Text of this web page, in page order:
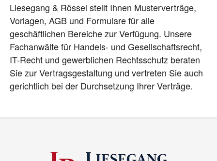
Liesegang & Rössel stellt Ihnen Musterverträge,
Vorlagen, AGB und Formulare für alle
geschäftlichen Bereiche zur Verfügung. Unsere
Fachanwälte für Handels- und Gesellschaftsrecht,
IT-Recht und gewerblichen Rechtsschutz beraten
Sie zur Vertragsgestaltung und vertreten Sie auch
gerichtlich bei der Durchsetzung Ihrer Verträge.